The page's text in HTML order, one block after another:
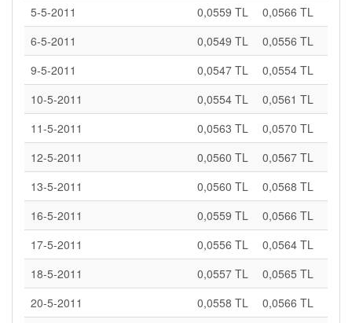
5-5-2011
0,0559 TL
0,0566 TL
6-5-2011
0,0549 TL
0,0556 TL
9-5-2011
0,0547 TL
0,0554 TL
10-5-2011
0,0554 TL
0,0561 TL
11-5-2011
0,0563 TL
0,0570 TL
12-5-2011
0,0560 TL
0,0567 TL
13-5-2011
0,0560 TL
0,0568 TL
16-5-2011
0,0559 TL
0,0566 TL
17-5-2011
0,0556 TL
0,0564 TL
18-5-2011
0,0557 TL
0,0565 TL
20-5-2011
0,0558 TL
0,0566 TL